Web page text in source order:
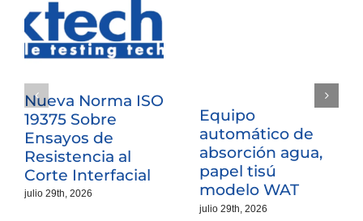
Nueva Norma ISO
19375 Sobre
Ensayos de
Resistencia al
Corte Interfacial
julio 29th, 2026
Equipo
automático de
absorción agua,
papel tisú
modelo WAT
julio 29th, 2026